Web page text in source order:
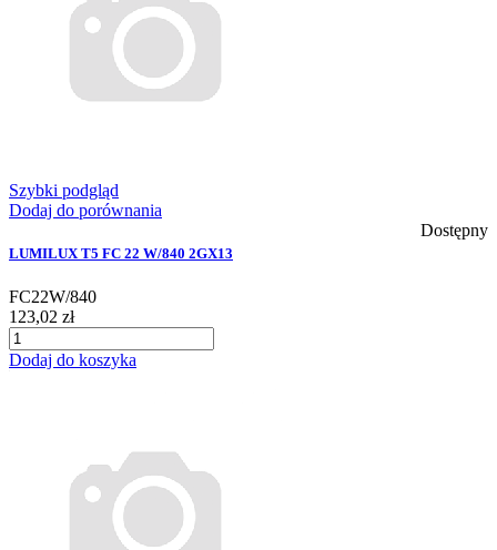
Szybki podgląd
Dodaj do porównania
Dostępny
LUMILUX T5 FC 22 W/840 2GX13
FC22W/840
123,02 zł
Dodaj do koszyka